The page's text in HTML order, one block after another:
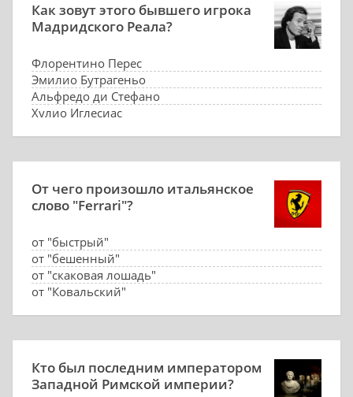
Как зовут этого бывшего игрока
Мадридского Реала?
Флорентино Перес
Эмилио Бутрагеньо
Альфредо ди Стефано
Хулио Иглесиас
От чего произошло итальянское
слово "Ferrari"?
от "быстрый"
от "бешенный"
от "скаковая лошадь"
от "Ковальский"
Кто был последним императором
Западной Римской империи?